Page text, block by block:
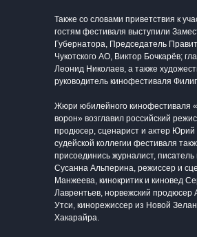
Также со словами приветствия к
гостям фестиваля выступили
Губернатора, Председатель
Чукотского АО, Виктор Бочкарёв;
Леонид Николаев, а также
руководитель кинофестиваля
Жюри юбилейного кинофестиваля
ворон» возглавил российский
продюсер, сценарист и актер Юрий
судейской коллегии фестиваля
присоединись журналист,
Сусанна Альперина, режиссер и
Манжеева, кинокритик и киновед
Лаврентьев, норвежский продюсер
Утси, кинорежиссер из Новой
Хакарайра.